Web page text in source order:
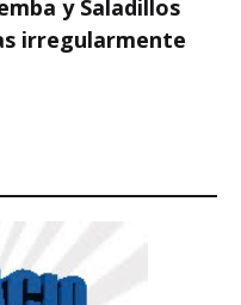
y Saladillos
irregularmente